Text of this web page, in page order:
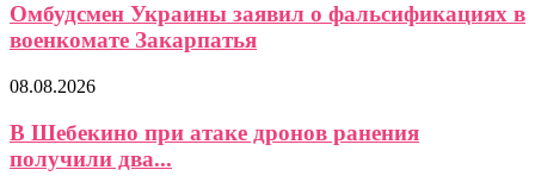
Омбудсмен Украины заявил о фальсификациях в
военкомате Закарпатья
08.08.2026
В Шебекино при атаке дронов ранения
получили два...